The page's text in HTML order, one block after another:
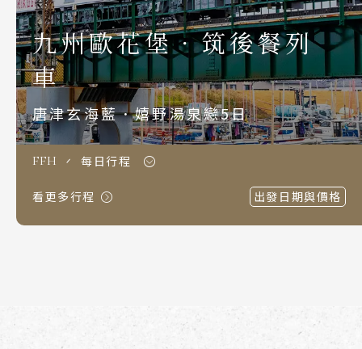
S.E. Asia & Islands
海島東南亞
Classic China
中國雅學賞
九州歐花堡．筑後餐列
車
唐津玄海藍．嬉野湯泉戀5日
FFH 每日行程
看更多行程 出發日期與價格